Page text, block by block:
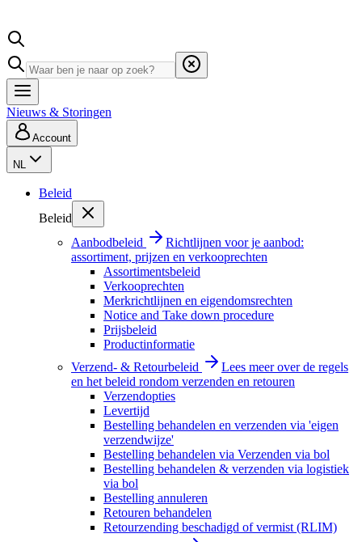
Nieuws & Storingen
Account
NL
Beleid
Beleid
Aanbodbeleid
Richtlijnen voor je aanbod:
assortiment, prijzen en verkooprechten
Assortimentsbeleid
Verkooprechten
Merkrichtlijnen en eigendomsrechten
Notice and Take down procedure
Prijsbeleid
Productinformatie
Verzend- & Retourbeleid
Lees meer over de regels
en het beleid rondom verzenden en retouren
Verzendopties
Levertijd
Bestelling behandelen en verzenden via 'eigen
verzendwijze'
Bestelling behandelen via Verzenden via bol
Bestelling behandelen & verzenden via logistiek
via bol
Bestelling annuleren
Retouren behandelen
Retourzending beschadigd of vermist (RLIM)